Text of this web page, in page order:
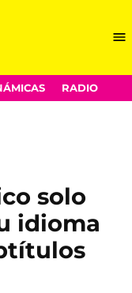
RADIO
solo
idioma